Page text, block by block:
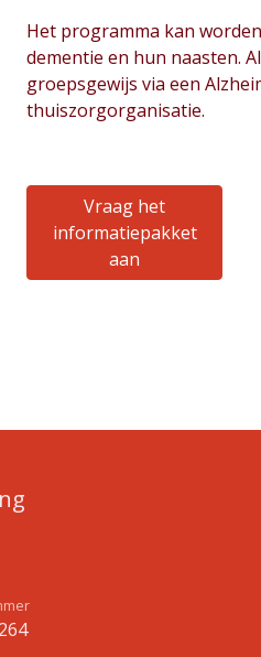
Het programma kan
dementie en hun naasten.
groepsgewijs via een
thuiszorgorganisatie.
Vraag het
informatiepakket
aan